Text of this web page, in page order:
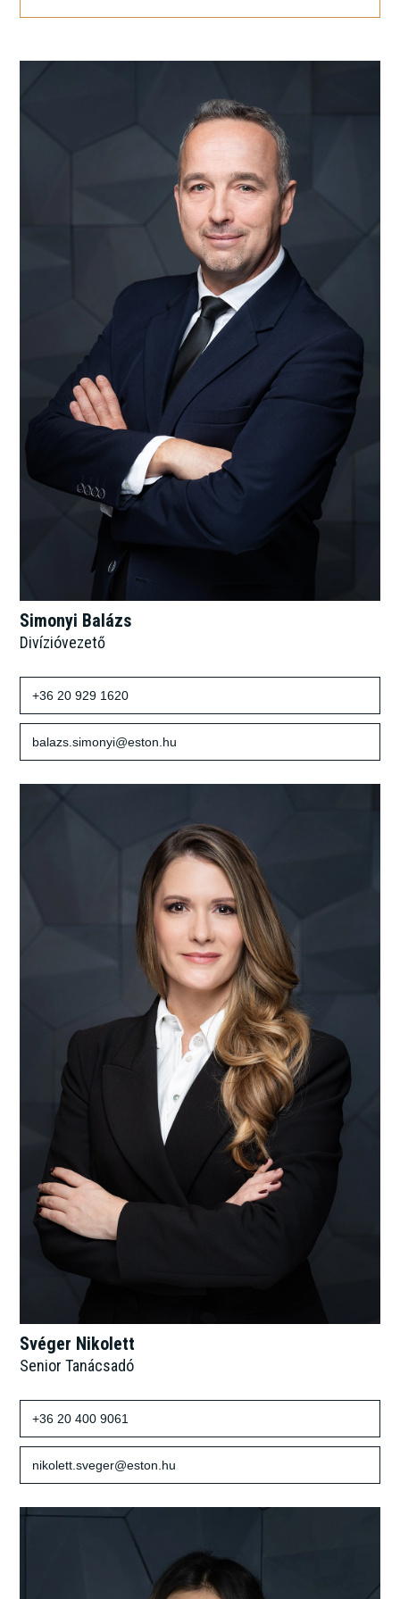
Simonyi Balázs
Divízióvezető
+36 20 929 1620
balazs.simonyi@eston.hu
Svéger Nikolett
Senior Tanácsadó
+36 20 400 9061
nikolett.sveger@eston.hu